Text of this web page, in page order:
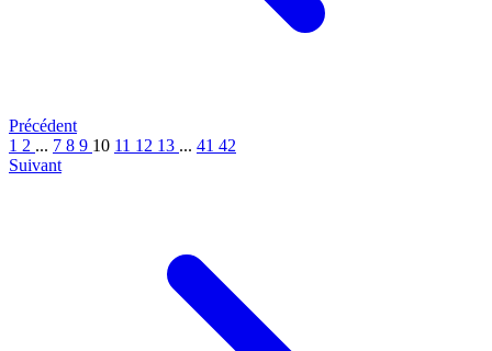
Précédent
1 2 ... 7 8 9 10 11 12 13 ... 41 42
Suivant